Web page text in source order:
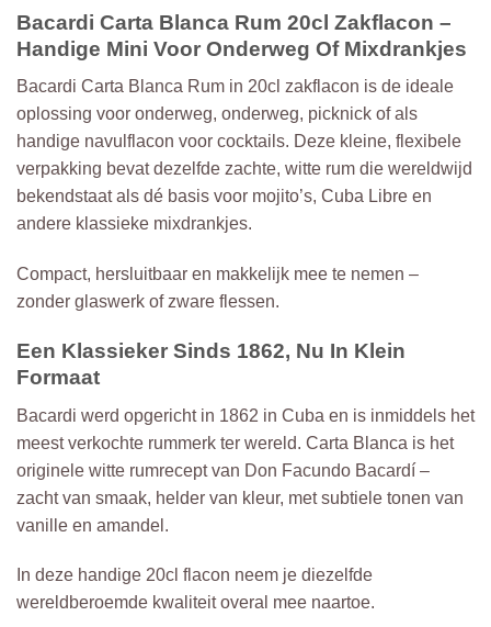
Bacardi Carta Blanca Rum 20cl Zakflacon –
Handige Mini Voor Onderweg Of Mixdrankjes
Bacardi Carta Blanca Rum in 20cl zakflacon is de ideale
oplossing voor onderweg, onderweg, picknick of als
handige navulflacon voor cocktails. Deze kleine, flexibele
verpakking bevat dezelfde zachte, witte rum die wereldwijd
bekendstaat als dé basis voor mojito’s, Cuba Libre en
andere klassieke mixdrankjes.
Compact, hersluitbaar en makkelijk mee te nemen –
zonder glaswerk of zware flessen.
Een Klassieker Sinds 1862, Nu In Klein
Formaat
Bacardi werd opgericht in 1862 in Cuba en is inmiddels het
meest verkochte rummerk ter wereld. Carta Blanca is het
originele witte rumrecept van Don Facundo Bacardí –
zacht van smaak, helder van kleur, met subtiele tonen van
vanille en amandel.
In deze handige 20cl flacon neem je diezelfde
wereldberoemde kwaliteit overal mee naartoe.